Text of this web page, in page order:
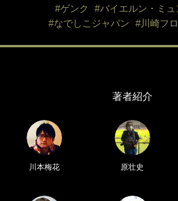
#ゲンク
#バイエルン・ミュ
#なでしこジャパン
#川崎フ
著者紹介
川本梅花 原壮史